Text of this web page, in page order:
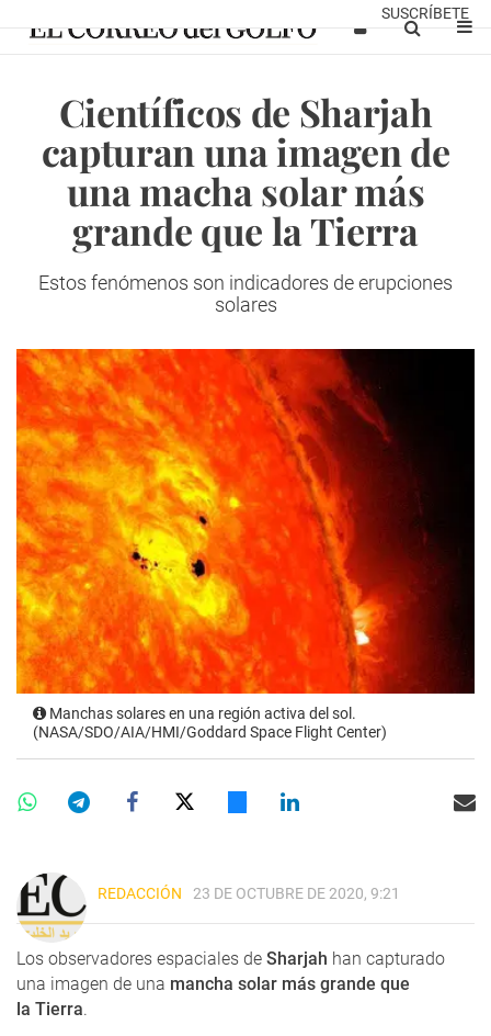
SUSCRÍBETE
Científicos de Sharjah
capturan una imagen de
una macha solar más
grande que la Tierra
Estos fenómenos son indicadores de erupciones
solares
Manchas solares en una región activa del sol.
(NASA/SDO/AIA/HMI/Goddard Space Flight Center)
REDACCIÓN 23 DE OCTUBRE DE 2020, 9:21
Los observadores espaciales de Sharjah han capturado
una imagen de una mancha solar más grande que
la Tierra.